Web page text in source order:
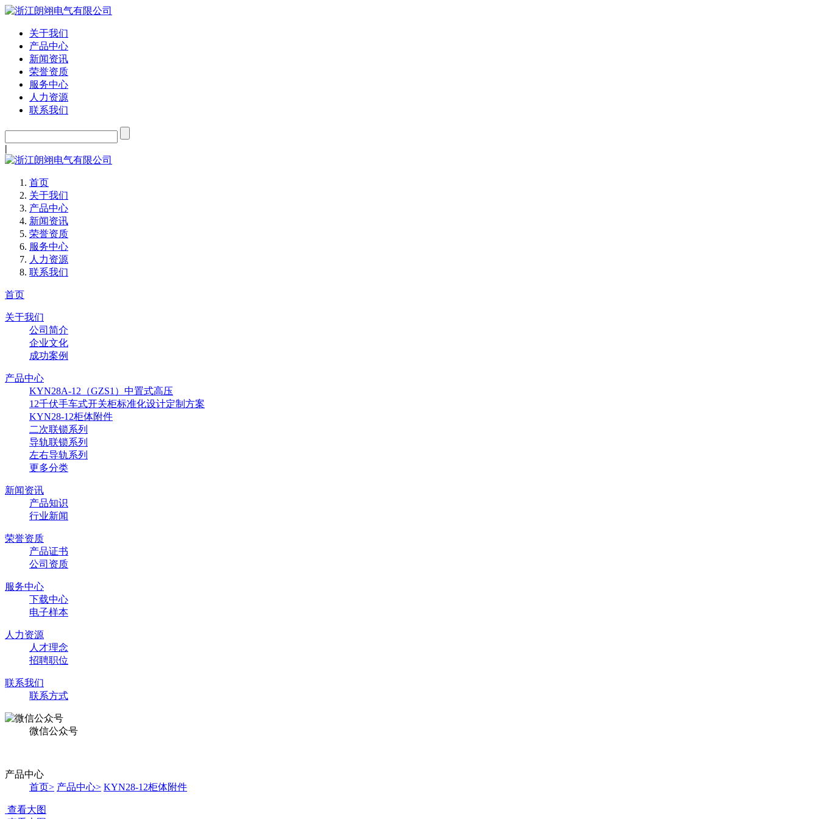
关于我们
产品中心
新闻资讯
荣誉资质
服务中心
人力资源
联系我们
|
首页
关于我们
产品中心
新闻资讯
荣誉资质
服务中心
人力资源
联系我们
首页
关于我们
公司简介
企业文化
成功案例
产品中心
KYN28A-12（GZS1）中置式高压
12千伏手车式开关柜标准化设计定制方案
KYN28-12柜体附件
二次联锁系列
导轨联锁系列
左右导轨系列
更多分类
新闻资讯
产品知识
行业新闻
荣誉资质
产品证书
公司资质
服务中心
下载中心
电子样本
人力资源
人才理念
招聘职位
联系我们
联系方式
微信公众号
产品中心
首页> 产品中心> KYN28-12柜体附件
查看大图